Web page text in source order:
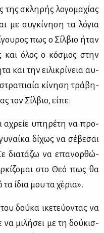
της σκλη­ρής λο­γο­μα­χί­ας
με συ­γκί­νη­ση τα λό­για
πως ο Σίλ­βιο ήταν
και όλος ο κό­σμος στην
και την ει­λι­κρί­νεια αυ­
κί­νη­ση τρά­βη­
τον Σίλ­βιο, εί­πε:
αχρείε υπη­ρέ­τη να προ­
δί­χως να σέ­βε­σαι
δια­τά­ζω να επα­νορ­θώ­
στο Θεό πως θα
ίδια μου τα χέ­ρια».
δού­κα ικε­τεύ­ο­ντας να
να μι­λή­σει με τη δού­κισ­